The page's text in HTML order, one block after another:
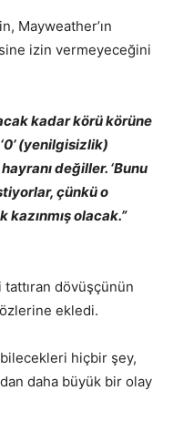
Mayweather’ın
izin vermeyeceğini
kadar körü körüne
(yenilgisizlik)
değiller. ‘Bunu
çünkü o
olacak.”
tattıran dövüşçünün
ekledi.
hiçbir şey,
daha büyük bir olay